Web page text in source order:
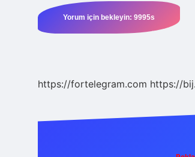
https://fortelegram.com https://